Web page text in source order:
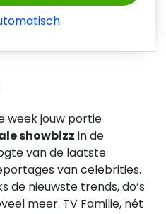
week jouw portie
showbizz in de
van de laatste
van celebrities.
de nieuwste trends, do’s
meer. TV Familie, nét